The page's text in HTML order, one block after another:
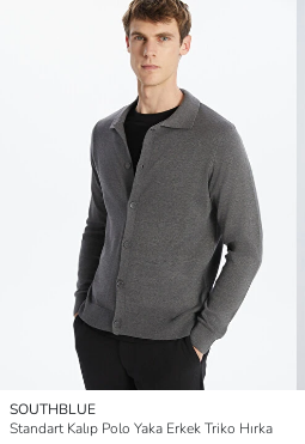
SOUTHBLUE
Standart Kalıp Polo Yaka Erkek Triko Hırka